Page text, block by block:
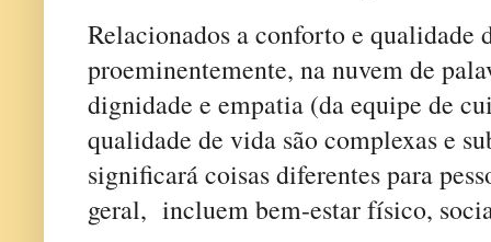
Relacionados a conforto e qualidade
proeminentemente, na nuvem de
dignidade e empatia (da equipe de
qualidade de vida são complexas e
significará coisas diferentes para
geral, incluem bem-estar físico,